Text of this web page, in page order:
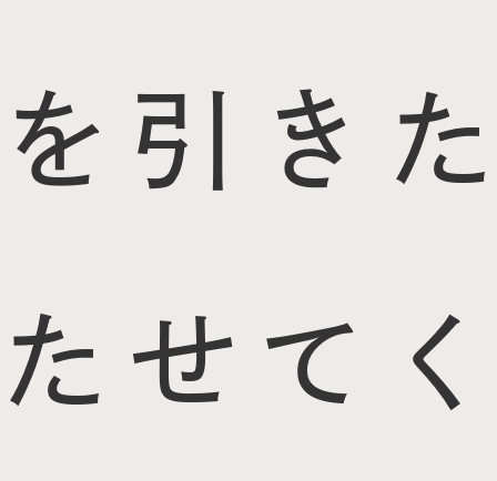
を引きた
たせてく